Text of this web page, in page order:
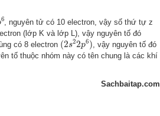
6
p
, nguyên tử có 10 electron, vậy số thứ tự z
(lớp K và lớp L), vậy nguyên tố đó
có 8 electron (2s22p6)
(2 s22 p6)
, vậy nguyên tố đó
tố thuộc nhóm này có tên chung là các khí
Sachbaitap.com